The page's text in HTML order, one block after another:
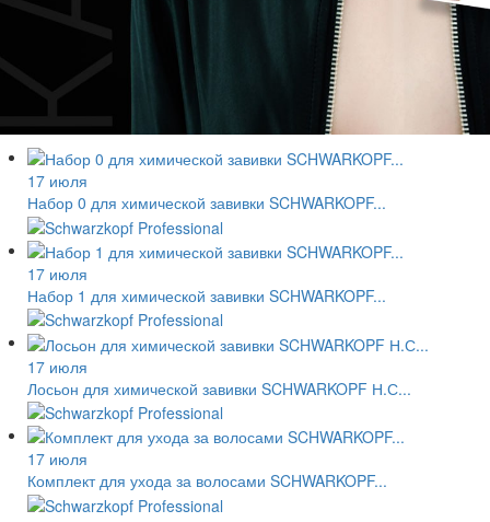
17 июля
Набор 0 для химической завивки SCHWARKOPF...
17 июля
Набор 1 для химической завивки SCHWARKOPF...
17 июля
Лосьон для химической завивки SCHWARKOPF Н.С...
17 июля
Комплект для ухода за волосами SCHWARKOPF...